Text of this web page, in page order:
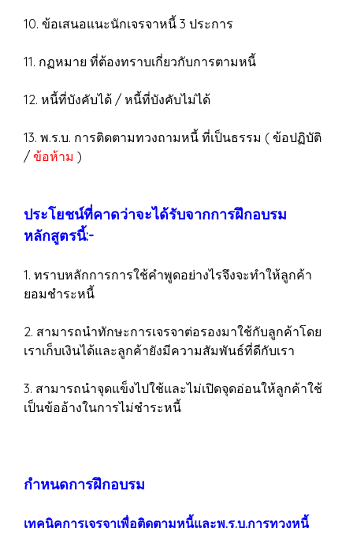
10. ข้อเสนอแนะนักเจรจาหนี้ 3 ประการ
11. กฏหมาย ที่ต้องทราบเกี่ยวกับการตามหนี้
12. หนี้ที่บังคับได้ / หนี้ที่บังคับไม่ได้
13. พ.ร.บ. การติดตามทวงถามหนี้ ที่เป็นธรรม ( ข้อปฏิบัติ
/ ข้อห้าม )
ประโยชน์ที่คาดว่าจะได้รับจากการฝึกอบรม
หลักสูตรนี้:-
1. ทราบหลักการการใช้คำพูดอย่างไรจึงจะทำให้ลูกค้า
ยอมชำระหนี้
2. สามารถนำทักษะการเจรจาต่อรองมาใช้กับลูกค้าโดย
เราเก็บเงินได้และลูกค้ายังมีความสัมพันธ์ที่ดีกับเรา
3. สามารถนำจุดแข็งไปใช้และไม่เปิดจุดอ่อนให้ลูกค้าใช้
เป็นข้ออ้างในการไม่ชำระหนี้
กำหนดการฝึกอบรม
เทคนิคการเจรจาเพื่อติดตามหนี้และพ.ร.บ.การทวงหนี้